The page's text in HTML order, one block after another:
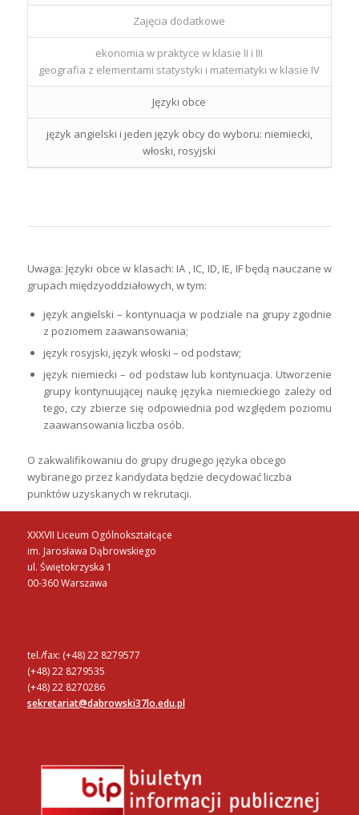
Zajęcia dodatkowe
ekonomia w praktyce w klasie II i III
geografia z elementami statystyki i matematyki w klasie IV
Języki obce
język angielski i jeden język obcy do wyboru: niemiecki,
włoski, rosyjski
Uwaga: Języki obce w klasach: IA , IC, ID, IE, IF będą nauczane w
grupach międzyoddziałowych, w tym:
język angielski – kontynuacja w podziale na grupy zgodnie
z poziomem zaawansowania;
język rosyjski, język włoski – od podstaw;
język niemiecki – od podstaw lub kontynuacja. Utworzenie
grupy kontynuującej naukę języka niemieckiego zależy od
tego, czy zbierze się odpowiednia pod względem poziomu
zaawansowania liczba osób.
O zakwalifikowaniu do grupy drugiego języka obcego
wybranego przez kandydata będzie decydować liczba
punktów uzyskanych w rekrutacji.
XXXVII Liceum Ogólnokształcące
im. Jarosława Dąbrowskiego
ul. Świętokrzyska 1
00-360 Warszawa
tel./fax: (+48) 22 8279577
(+48) 22 8279535
(+48) 22 8270286
sekretariat@dabrowski37lo.edu.pl